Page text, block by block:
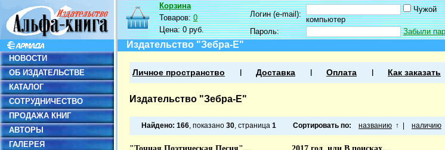
НОВОСТИ
ОБ ИЗДАТЕЛЬСТВЕ
КАТАЛОГ
СОТРУДНИЧЕСТВО
ПРОДАЖА КНИГ
АВТОРЫ
ГАЛЕРЕЯ
Корзина
Товаров:0
Цена:0 руб.
Логин (e-mail):
Чужой
компьютер
Пароль:
Забыли
Издательство "Зебра-Е"
Личное пространство Доставка Оплата Как заказать
Издательство "Зебра-Е"
Найдено: 166, показано 30, страница 1 Сортировать по: названию ↑ наличию